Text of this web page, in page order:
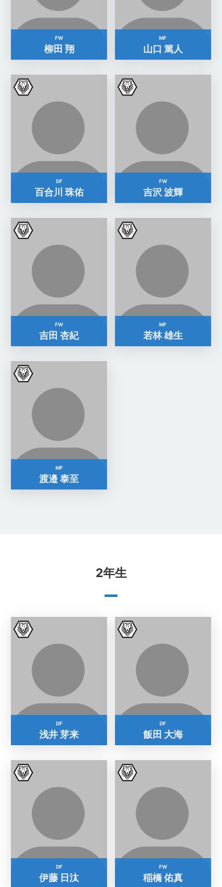
FW
柳田 翔
MF
山口 篤人
DF
百合川 珠佑
FW
吉沢 波輝
FW
吉田 杏紀
MF
若林 雄生
MF
渡邉 泰至
2年生
DF
浅井 芽来
DF
飯田 大海
DF
伊藤 日汰
FW
稲橋 佑真